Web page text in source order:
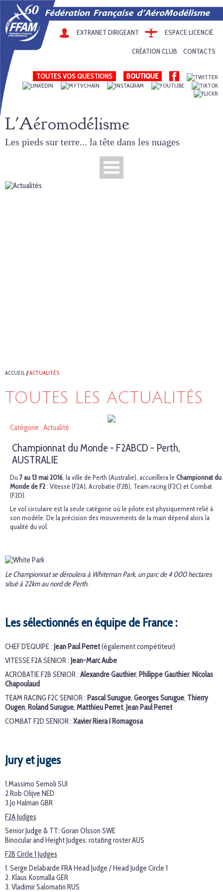
EXTRANET DIRIGEANT ESPACE LICENCIÉ
CRÉATION CLUB CONTACTS
TOUTES VOS QUESTIONS
L'Aéromodélisme
Les pieds sur terre... la tête dans les nuages
ACCUEIL//ACTUALITÉS
TOUTES LES ACTUALITÉS
Catégorie : Actualité
Championnat du Monde - F2ABCD - Perth,
AUSTRALIE
Du 7 au 13 mai 2016, la ville de Perth (Australie), accueillera le Championnat du
Monde de F2: Vitesse (F2A), Acrobatie (F2B), Team racing (F2C) et Combat
(F2D).
Le vol circulaire est la seule catégorie où le pilote est physiquement relié à
son modèle. De la précision des mouvements de la main dépend alors la
qualité du vol.
Le Championnat se déroulera à Whiteman Park, un parc de 4 000 hectares
situé à 22km au nord de Perth.
Les sélectionnés en équipe de France :
CHEF D'EQUIPE : Jean Paul Perret(également compétiteur)
VITESSE F2A SENIOR : Jean-Marc Aube
ACROBATIE F2B SENIOR : Alexandre Gauthier, Philippe Gauthier, Nicolas
Chapoulaud
TEAM RACING F2C SENIOR : Pascal Surugue, Georges Surugue, Thierry
Ougen, Roland Surugue, Matthieu Perret​, Jean Paul Perret
COMBAT F2D SENIOR : Xavier Riera I Romagosa
Jury et juges
1.Massimo Semoli SUI
2.Rob Olijve NED
3.Jo Halman GBR
F2A Judges
Senior Judge & TT: Goran Olsson SWE
Binocular and Height Judges: rotating roster AUS
F2B Circle 1 Judges
1. Serge Delabarde FRA Head Judge / Head Judge Circle 1
2. Klaus Kosmalla GER
3. Vladimir Salomatin RUS